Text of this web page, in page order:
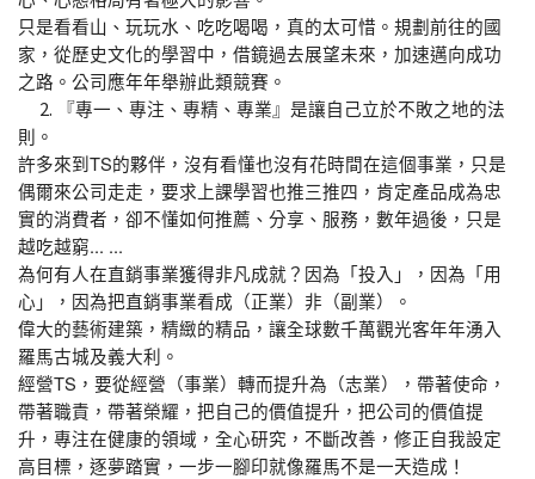
只是看看山、玩玩水、吃吃喝喝，真的太可惜。規劃前往的國
家，從歷史文化的學習中，借鏡過去展望未來，加速邁向成功
之路。公司應年年舉辦此類競賽。
2. 『專一、專注、專精、專業』是讓自己立於不敗之地的法
則。
許多來到TS的夥伴，沒有看懂也沒有花時間在這個事業，只是
偶爾來公司走走，要求上課學習也推三推四，肯定產品成為忠
實的消費者，卻不懂如何推薦、分享、服務，數年過後，只是
越吃越窮... ...
為何有人在直銷事業獲得非凡成就？因為「投入」，因為「用
心」，因為把直銷事業看成（正業）非（副業）。
偉大的藝術建築，精緻的精品，讓全球數千萬觀光客年年湧入
羅馬古城及義大利。
經營TS，要從經營（事業）轉而提升為（志業），帶著使命，
帶著職責，帶著榮耀，把自己的價值提升，把公司的價值提
升，專注在健康的領域，全心研究，不斷改善，修正自我設定
高目標，逐夢踏實，一步一腳印就像羅馬不是一天造成！